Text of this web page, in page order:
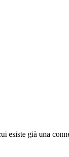
esiste già una